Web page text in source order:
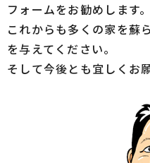
フォームをお勧めします。
これからも多くの家を蘇
を与えてください。
そして今後とも宜しくお